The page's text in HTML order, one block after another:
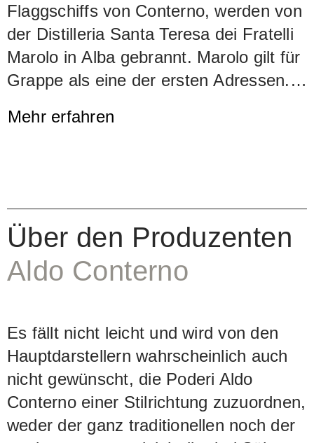
Flaggschiffs von Conterno, werden von
der Distilleria Santa Teresa dei Fratelli
Marolo in Alba gebrannt. Marolo gilt für
Grappe als eine der ersten Adressen.
Wasserbadsystem (bagnomaria), die
Barolo Granbussia wie folgt: Intensives
Bouquet mit Noten von gebrannten
Mandeln, Lakritze und Kakao. Am
Vanille.
Mehr erfahren
Über den Produzenten
Aldo Conterno
Es fällt nicht leicht und wird von den
Hauptdarstellern wahrscheinlich auch
nicht gewünscht, die Poderi Aldo
Conterno einer Stilrichtung zuzuordnen,
weder der ganz traditionellen noch der